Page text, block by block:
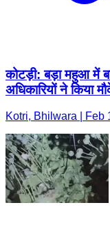
कोटड़ी: बड़ा महुआ में
अधिकारियों ने किया
Kotri, Bhilwara | Feb